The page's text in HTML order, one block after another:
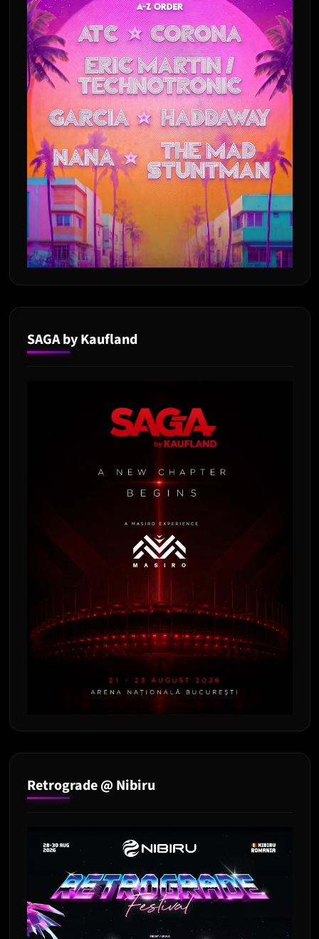
SAGA by Kaufland
Retrograde @ Nibiru